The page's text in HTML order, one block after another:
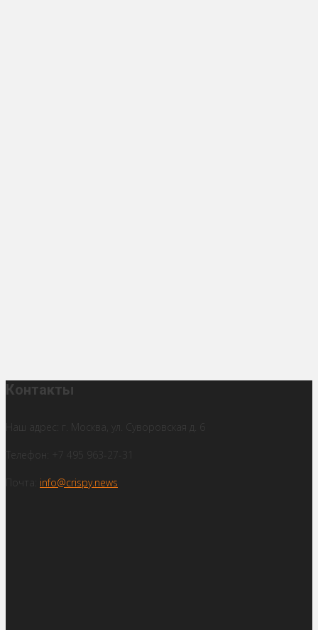
Контакты
Наш адрес: г. Москва, ул. Суворовская д. 6
Телефон: +7 495 963-27-31
Почта: info@crispy.news